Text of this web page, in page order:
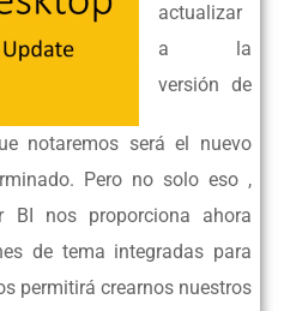
actualizar
a la
versión de
notaremos será el nuevo
Pero no solo eso ,
BI nos proporciona ahora
de tema integradas para
permitirá crearnos nuestros